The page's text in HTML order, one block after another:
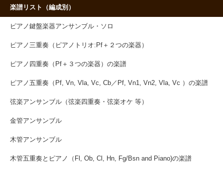
楽譜リスト（編成別）
ピアノ鍵盤楽器アンサンブル・ソロ
ピアノ三重奏（ピアノトリオ:Pf＋２つの楽器）
ピアノ四重奏（Pf＋３つの楽器）の楽譜
ピアノ五重奏（Pf, Vn, Vla, Vc, Cb／Pf, Vn1, Vn2, Vla, Vc ）の楽譜
弦楽アンサンブル（弦楽四重奏・弦楽オケ 等）
金管アンサンブル
木管アンサンブル
木管五重奏とピアノ（Fl, Ob, Cl, Hn, Fg/Bsn and Piano)の楽譜